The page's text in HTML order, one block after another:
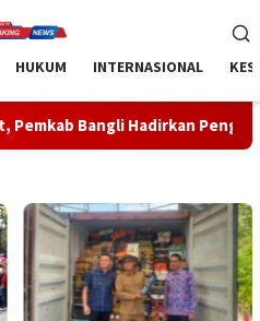
HUKUM INTERNASIONAL
Pengobatan Gratis di Empat